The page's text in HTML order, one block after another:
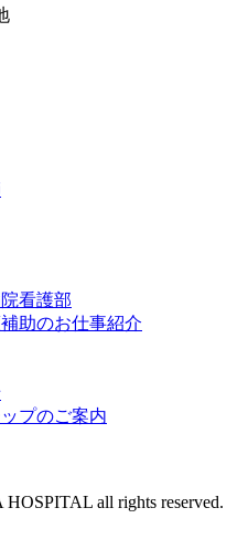
看護部
助のお仕事紹介
プのご案内
all rights reserved.